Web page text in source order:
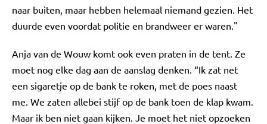
naar buiten, maar hebben helemaal niemand gezien. Het
duurde even voordat politie en brandweer er waren."
Anja van de Wouw komt ook even praten in de tent. Ze
moet nog elke dag aan de aanslag denken. “Ik zat net
een sigaretje op de bank te roken, met de poes naast
me. We zaten allebei stijf op de bank toen de klap kwam.
Maar ik ben niet gaan kijken. Je moet het niet opzoeken